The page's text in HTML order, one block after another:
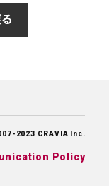
2023 CRAVIA Inc.
Policy